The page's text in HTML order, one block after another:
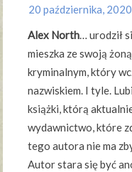
20 października, 2020
Alex North… urodził
mieszka ze swoją
kryminalnym, który
nazwiskiem. I tyle.
książki, którą
wydawnictwo, które
tego autora nie ma
Autor stara się być